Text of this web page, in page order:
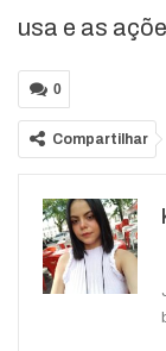
usa e as
0
Compartilhar
WhatsApp